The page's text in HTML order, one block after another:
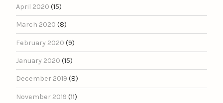
April 2020 (15)
March 2020 (8)
February 2020 (9)
January 2020 (15)
December 2019 (8)
November 2019 (11)